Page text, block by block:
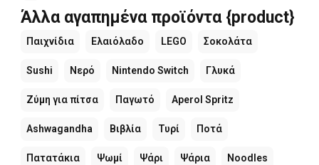
Άλλα αγαπημένα προϊόντα {product}
Παιχνίδια Ελαιόλαδο LEGO Σοκολάτα
Sushi Νερό Nintendo Switch Γλυκά
Ζύμη για πίτσα Παγωτό Aperol Spritz
Ashwagandha Βιβλία Τυρί Ποτά
Πατατάκια Ψωμί Ψάρι Ψάρια Noodles